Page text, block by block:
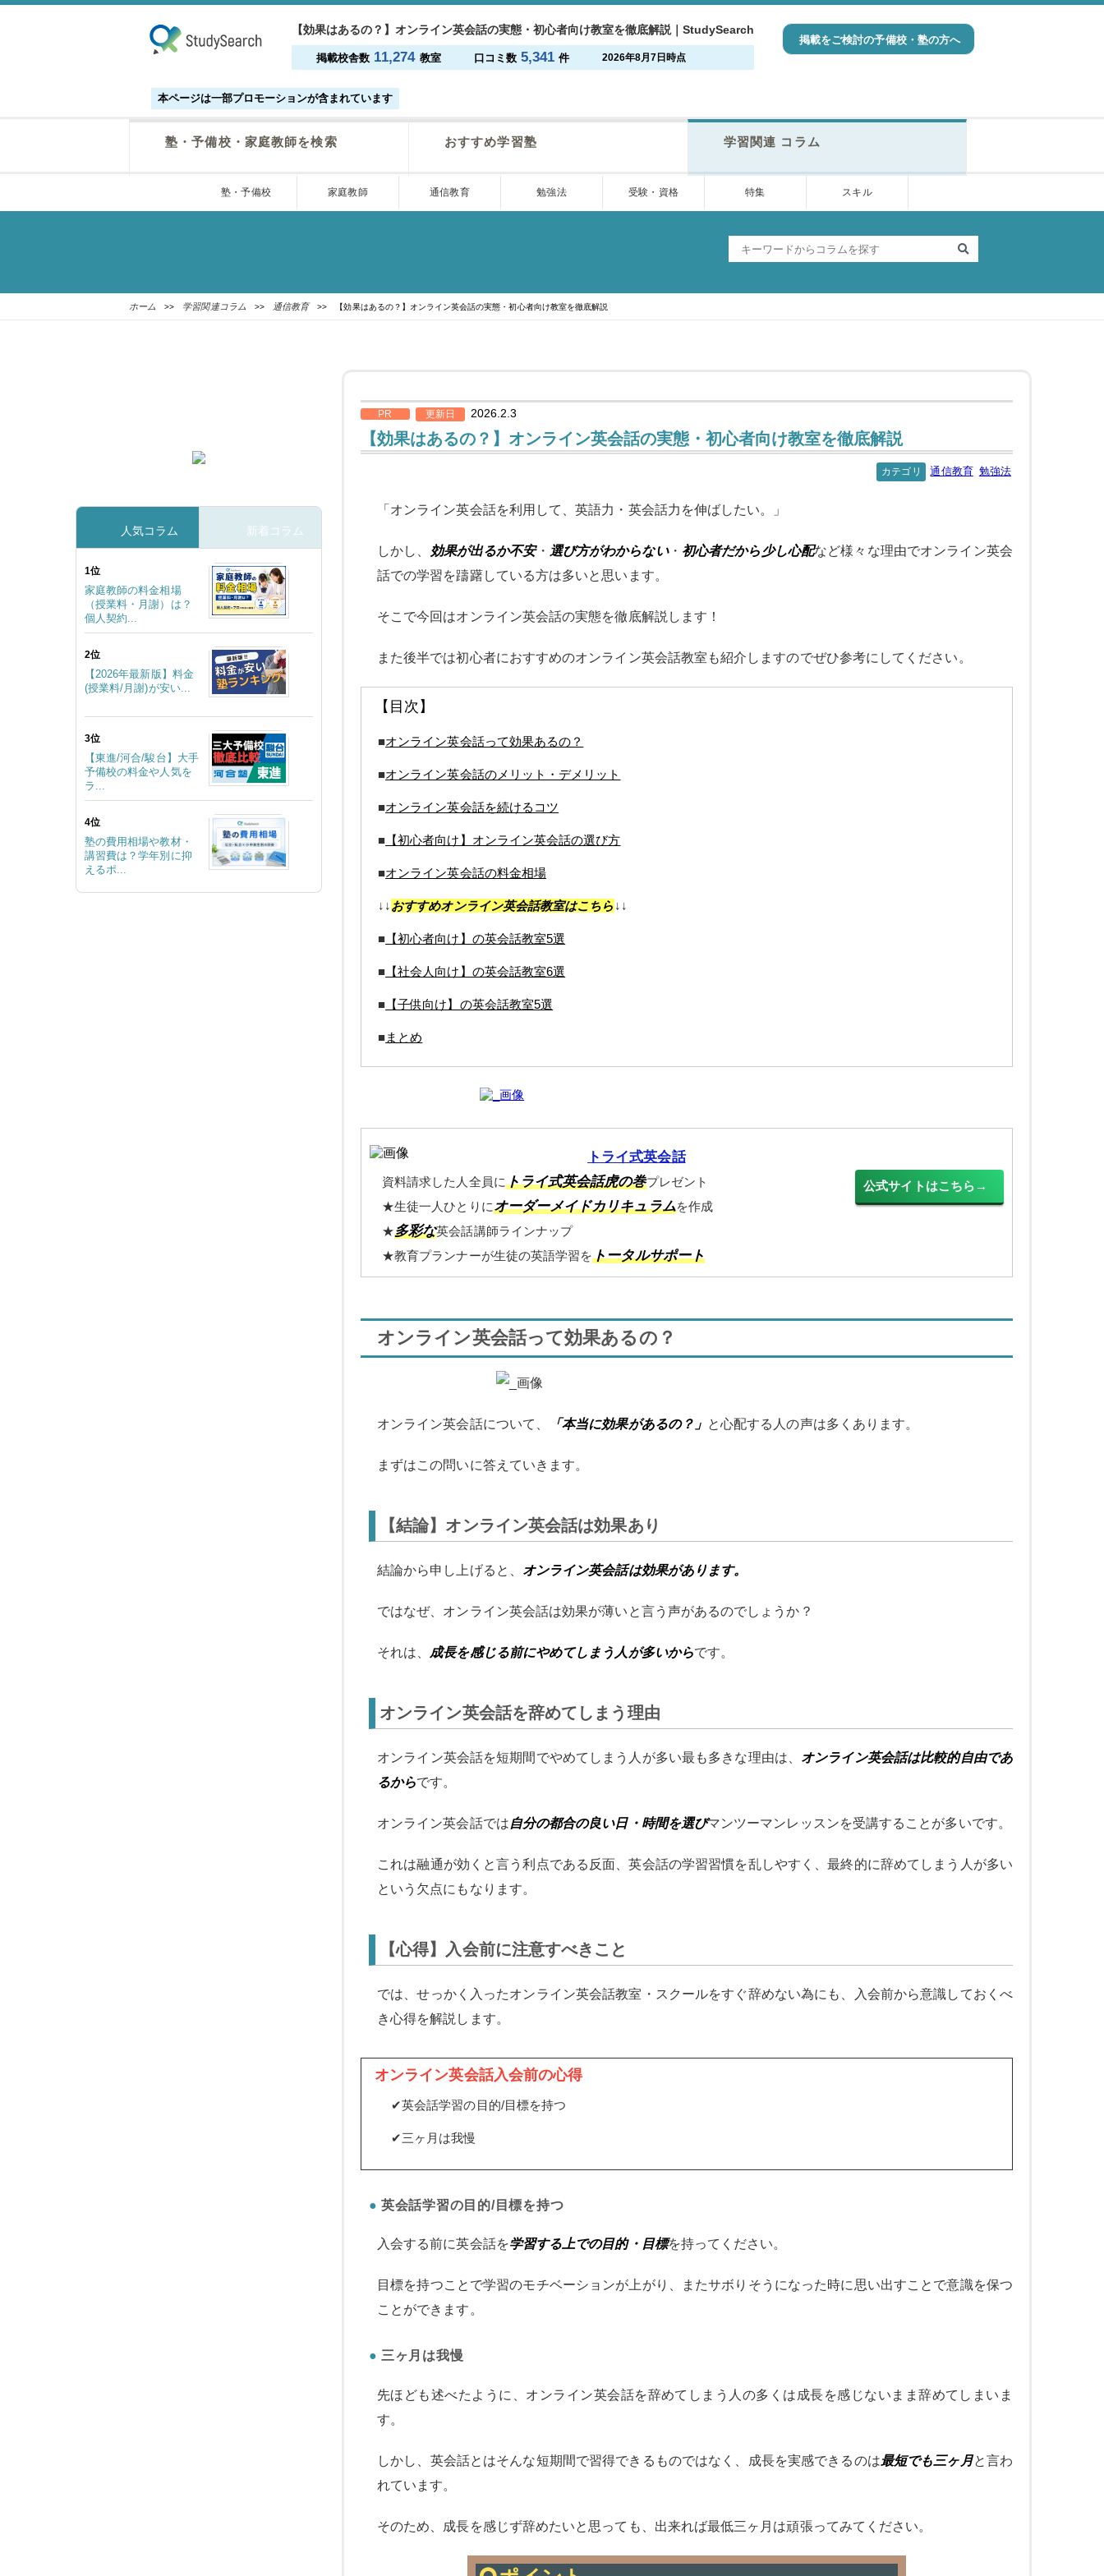
【効果はあるの？】オンライン英会話の実態・初心者向け教室を徹底解説｜StudySearch
掲載校舎数 11,274 教室 口コミ数 5,341 件 2026年8月7日時点
本ページは一部プロモーションが含まれています
掲載をご検討の予備校・塾の方へ
塾・予備校・家庭教師を検索 おすすめ学習塾 学習関連 コラム
塾・予備校 家庭教師 通信教育 勉強法 受験・資格 特集 スキル
ホーム >> 学習関連コラム >> 通信教育>> 【効果はあるの？】オンライン英会話の実態・初心者向け教室を徹底解説
人気コラム 新着コラム
1位
家庭教師の料金相場
（授業料・月謝）は？
個人契約...
2位
【2026年最新版】料金
(授業料/月謝)が安い...
3位
【東進/河合/駿台】大手
予備校の料金や人気を
ラ...
4位
塾の費用相場や教材・
講習費は？学年別に抑
えるポ...
PR 更新日 2026.2.3
【効果はあるの？】オンライン英会話の実態・初心者向け教室を徹底解説
カテゴリ 通信教育 勉強法
「オンライン英会話を利用して、英語力・英会話力を伸ばしたい。」
しかし、 効果が出るか不安・ 選び方がわからない・ 初心者だから少し心配など様々な理由でオンライン英会
話での学習を躊躇している方は多いと思います。
そこで今回はオンライン英会話の実態を徹底解説します！
また後半では初心者におすすめのオンライン英会話教室も紹介しますのでぜひ参考にしてください。
【目次】
■オンライン英会話って効果あるの？
■オンライン英会話のメリット・デメリット
■オンライン英会話を続けるコツ
■ 【初心者向け】オンライン英会話の選び方
■オンライン英会話の料金相場
↓↓おすすめオンライン英会話教室はこちら ↓↓
■ 【初心者向け】の英会話教室5選
■ 【社会人向け】の英会話教室6選
■ 【子供向け】の英会話教室5選
■まとめ
トライ式英会話
資料請求した人全員にトライ式英会話虎の巻プレゼント
★生徒一人ひとりにオーダーメイドカリキュラムを作成
★多彩な英会話講師ラインナップ
★教育プランナーが生徒の英語学習をトータルサポート
公式サイトはこちら→
オンライン英会話って効果あるの？
オンライン英会話について、 「本当に効果があるの？」 と心配する人の声は多くあります。
まずはこの問いに答えていきます。
【結論】オンライン英会話は効果あり
結論から申し上げると、 オンライン英会話は効果があります。
ではなぜ、オンライン英会話は効果が薄いと言う声があるのでしょうか？
それは、 成長を感じる前にやめてしまう人が多いからです。
オンライン英会話を辞めてしまう理由
オンライン英会話を短期間でやめてしまう人が多い最も多きな理由は、 オンライン英会話は比較的自由であ
るからです。
オンライン英会話では自分の都合の良い日・時間を選びマンツーマンレッスンを受講することが多いです。
これは融通が効くと言う利点である反面、英会話の学習習慣を乱しやすく、最終的に辞めてしまう人が多い
という欠点にもなります。
【心得】入会前に注意すべきこと
では、せっかく入ったオンライン英会話教室・スクールをすぐ辞めない為にも、入会前から意識しておくべ
き心得を解説します。
オンライン英会話入会前の心得
✔英会話学習の目的/目標を持つ
✔三ヶ月は我慢
英会話学習の目的/目標を持つ
入会する前に英会話を学習する上での目的・目標を持ってください。
目標を持つことで学習のモチベーションが上がり、またサボりそうになった時に思い出すことで意識を保つ
ことができます。
三ヶ月は我慢
先ほども述べたように、オンライン英会話を辞めてしまう人の多くは成長を感じないまま辞めてしまいま
す。
しかし、英会話とはそんな短期間で習得できるものではなく、成長を実感できるのは最短でも三ヶ月と言わ
れています。
そのため、成長を感じず辞めたいと思っても、出来れば最低三ヶ月は頑張ってみてください。